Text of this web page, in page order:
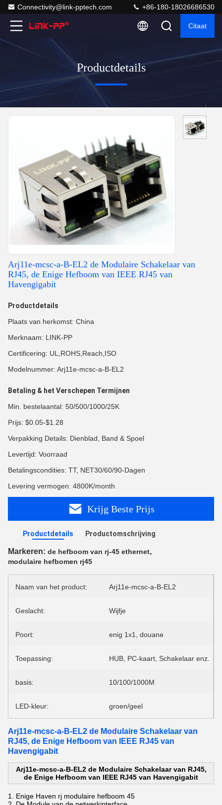
Connectivity@link-pptech.com +86-180-18026686530
Citaat
Productdetails
Arj11e-mcsc-a-B-EL2 de Modulaire Schakelaar van
RJ45, de Enige Hefboom van IEEE RJ45 van
Havengigabit
Productdetails
Plaats van herkomst: China
Merknaam: LINK-PP
Certificering: UL,ROHS,Reach,ISO
Modelnummer: Arj11e-mcsc-a-B-EL2
Betaling & het Verschepen Termijnen
Min. bestelaantal: 50/500/1000/25K
Prijs: $0.05-$1.28
Verpakking Details: Dienblad, Band & Spoel
Levertijd: Voorraad
Betalingscondities: TT, NET30/60/90-Dagen
Levering vermogen: 4800K/month
Krijg Beste Prijs
Productdetails Productomschrijving
Markeren: de hefboom van rj-45 ethernet,
modulaire hefbomen rj45
Naam van het product: Arj11e-mcsc-a-B-EL2
Geslacht: Wijfje
Poort: enig 1x1, douane
Toepassing: HUB, PC-kaart, Schakelaar enz.
basis: 10/100/1000M
LED-kleur: groen/geel
Arj11e-mcsc-a-B-EL2 de Modulaire Schakelaar van
RJ45, de Enige Hefboom van IEEE RJ45 van
Havengigabit
Arj11e-mcsc-a-B-EL2 de Modulaire Schakelaar van RJ45,
de Enige Hefboom van IEEE RJ45 van Havengigabit
1. Enige Haven rj modulaire hefboom 45